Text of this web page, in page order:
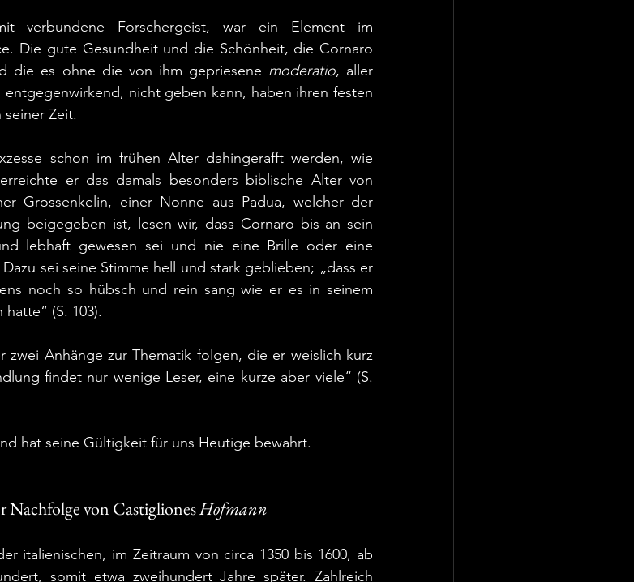
verbundene Forschergeist, war ein Element im
Die gute Gesundheit und die Schönheit, die Cornaro
die es ohne die von ihm gepriesene moderatio, aller
entgegenwirkend, nicht geben kann, haben ihren festen
seiner Zeit.
schon im frühen Alter dahingerafft werden, wie
er das damals besonders biblische Alter von
Grossenkelin, einer Nonne aus Padua, welcher der
beigegeben ist, lesen wir, dass Cornaro bis an sein
lebhaft gewesen sei und nie eine Brille oder eine
sei seine Stimme hell und stark geblieben; „dass er
noch so hübsch und rein sang wie er es in seinem
(S. 103).
zwei Anhänge zur Thematik folgen, die er weislich kurz
findet nur wenige Leser, eine kurze aber viele“ (S.
hat seine Gültigkeit für uns Heutige bewahrt.
Nachfolge von Castigliones Hofmann
italienischen, im Zeitraum von circa 1350 bis 1600, ab
somit etwa zweihundert Jahre später. Zahlreich